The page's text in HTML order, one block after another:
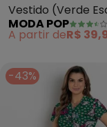
Vestido (Verde
em Malha
MODA POP
A partir deR$
-43%